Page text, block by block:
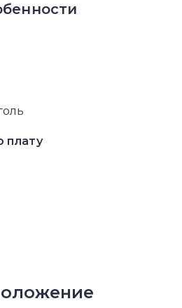
плату